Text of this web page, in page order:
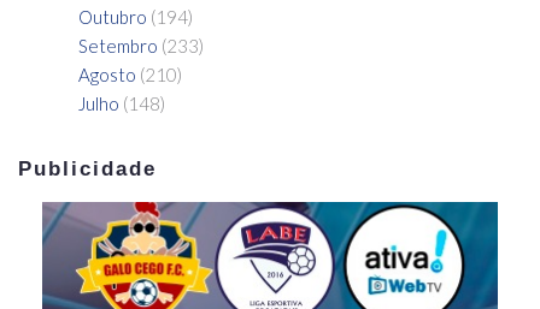
Outubro (194)
Setembro (233)
Agosto (210)
Julho (148)
Publicidade